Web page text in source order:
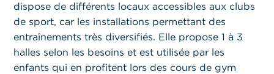
dispose de différents locaux accessibles aux clubs
de sport, car les installations permettant des
entraînements très diversifiés. Elle propose 1 à 3
halles selon les besoins et est utilisée par les
enfants qui en profitent lors des cours de gym